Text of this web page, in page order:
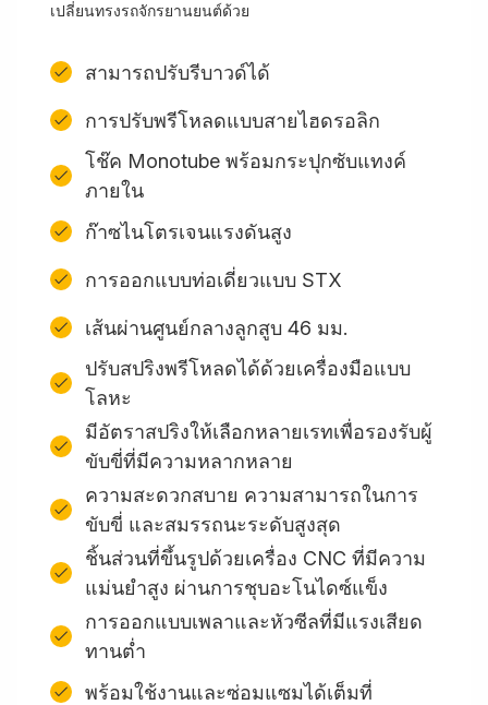
เปลี่ยนทรงรถจักรยานยนต์ด้วย
สามารถปรับรีบาวด์ได้
การปรับพรีโหลดแบบสายไฮดรอลิก
โช๊ค Monotube พร้อมกระปุกซับแทงค์
ภายใน
ก๊าซไนโตรเจนแรงดันสูง
การออกแบบท่อเดี่ยวแบบ STX
เส้นผ่านศูนย์กลางลูกสูบ 46 มม.
ปรับสปริงพรีโหลดได้ด้วยเครื่องมือแบบ
โลหะ
มีอัตราสปริงให้เลือกหลายเรทเพื่อรองรับผู้
ขับขี่ที่มีความหลากหลาย
ความสะดวกสบาย ความสามารถในการ
ขับขี่ และสมรรถนะระดับสูงสุด
ชิ้นส่วนที่ขึ้นรูปด้วยเครื่อง CNC ที่มีความ
แม่นยำสูง ผ่านการชุบอะโนไดซ์แข็ง
การออกแบบเพลาและหัวซีลที่มีแรงเสียด
ทานต่ำ
พร้อมใช้งานและซ่อมแซมได้เต็มที่